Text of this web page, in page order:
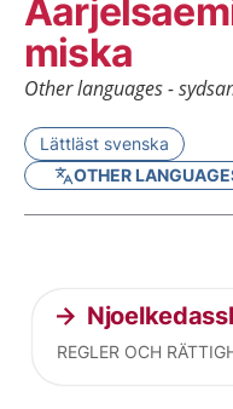
miska
Other languages -
Lättläst svenska
OTHER
Current articles
REGLER OCH